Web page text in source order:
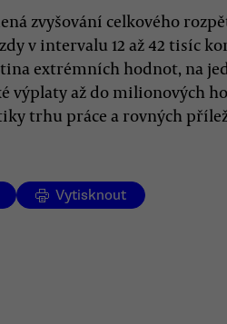
zvyšování celkového
v intervalu 12 až 42 tisíc
extrémních hodnot, na
výplaty až do milionových
trhu práce a rovných
Vytisknout